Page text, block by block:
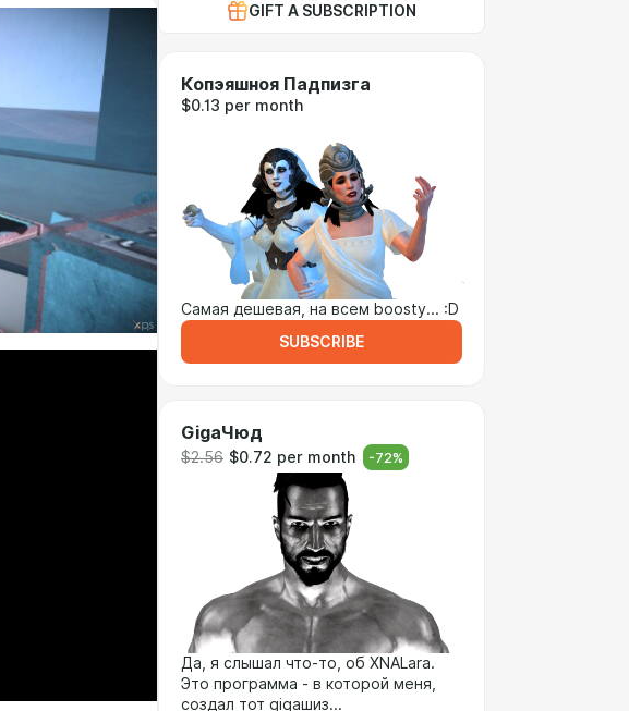
GIFT A SUBSCRIPTION
Копэяшноя Падпизга
$0.13 per month
Самая дешевая, на всем boosty... :D
SUBSCRIBE
GigaЧюд
$2.56 $0.72 per month -72%
Да, я слышал что-то, об XNALara.
Это программа - в которой меня,
создал тот gigaшиз...